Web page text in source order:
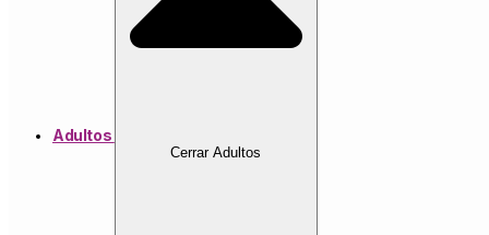
Adultos
Cerrar Adultos